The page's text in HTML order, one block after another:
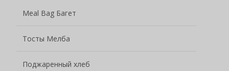
Meal Bag Багет
Тосты Мелба
Поджаренный хлеб